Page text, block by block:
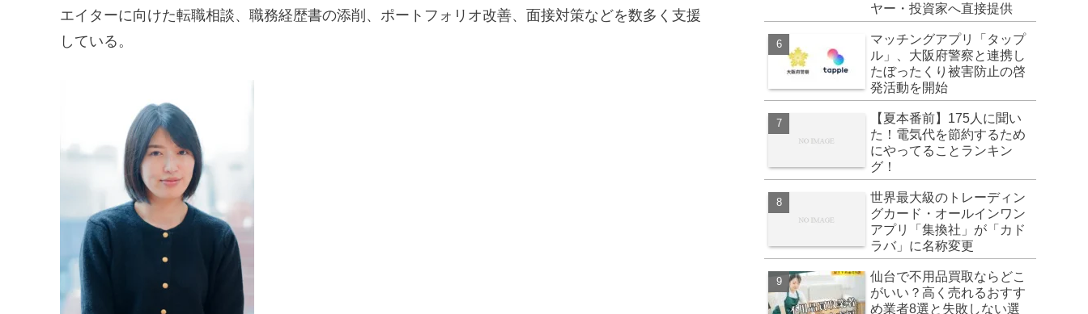
エイターに向けた転職相談、職務経歴書の添削、ポートフォリオ改善、面接対策などを数多く支援
している。
ヤー・投資家へ直接提供
マッチングアプリ「タップ
ル」、大阪府警察と連携し
たぼったくり被害防止の啓
発活動を開始
【夏本番前】175人に聞い
た！電気代を節約するため
にやってることランキン
グ！
世界最大級のトレーディン
グカード・オールインワン
アプリ「集換社」が「カド
ラバ」に名称変更
仙台で不用品買取ならどこ
がいい？高く売れるおすす
め業者8選と失敗しない選